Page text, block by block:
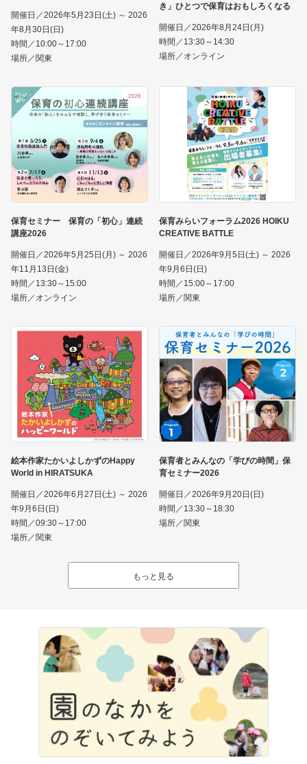
開催日／2026年5月23日(土) ～ 2026
年8月30日(日)
時間／10:00～17:00
場所／関東
き」ひとつで保育はおもしろくなる
開催日／2026年8月24日(月)
時間／13:30～14:30
場所／オンライン
保育セミナー 保育の「初心」連続
講座2026
開催日／2026年5月25日(月) ～ 2026
年11月13日(金)
時間／13:30～15:00
場所／オンライン
保育みらいフォーラム2026 HOIKU
CREATIVE BATTLE
開催日／2026年9月5日(土) ～ 2026
年9月6日(日)
時間／15:00～17:00
場所／関東
絵本作家たかいよしかずのHappy
World in HIRATSUKA
開催日／2026年6月27日(土) ～ 2026
年9月6日(日)
時間／09:30～17:00
場所／関東
保育者とみんなの「学びの時間」保
育セミナー2026
開催日／2026年9月20日(日)
時間／13:30～18:30
場所／関東
もっと見る